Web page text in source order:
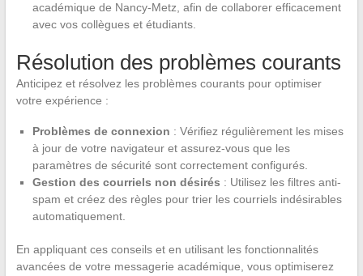
académique de Nancy-Metz, afin de collaborer efficacement
avec vos collègues et étudiants.
Résolution des problèmes courants
Anticipez et résolvez les problèmes courants pour optimiser
votre expérience :
Problèmes de connexion : Vérifiez régulièrement les mises
à jour de votre navigateur et assurez-vous que les
paramètres de sécurité sont correctement configurés.
Gestion des courriels non désirés : Utilisez les filtres anti-
spam et créez des règles pour trier les courriels indésirables
automatiquement.
En appliquant ces conseils et en utilisant les fonctionnalités
avancées de votre messagerie académique, vous optimiserez